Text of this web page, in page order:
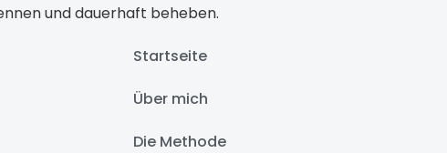
und dauerhaft beheben.
Startseite
Über mich
Die Methode